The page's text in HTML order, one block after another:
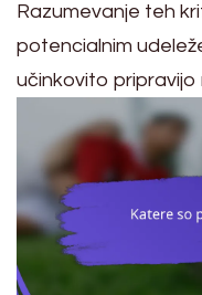
Razumevanje teh
potencialnim
učinkovito pripravijo